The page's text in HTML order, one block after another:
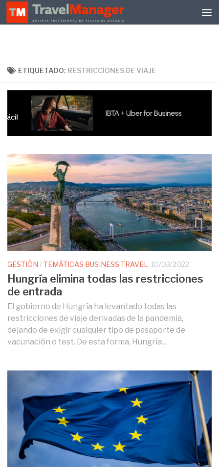
Debajo del contenido
ETIQUETADO: RESTRICCIONES DE VIAJE
GESTIÓN /TEMÁTICAS BUSINESS TRAVEL 10/03/2022
Hungría elimina todas las restricciones
de entrada
El gobierno de Hungría ha levantado todas las
restricciones de viaje derivadas de la pandemia,
dejando de exigir cualquier tipo de pasaporte de
vacunación o test. De esta forma, Hungría...